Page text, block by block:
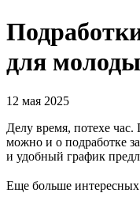
для
12 мая 2025
Делу время, потехе
можно и о подработке
и удобный график
Еще больше